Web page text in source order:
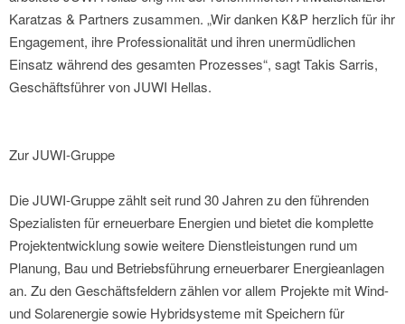
Karatzas & Partners zusammen. „Wir danken K&P herzlich für ihr
Engagement, ihre Professionalität und ihren unermüdlichen
Einsatz während des gesamten Prozesses“, sagt Takis Sarris,
Geschäftsführer von JUWI Hellas.
Zur JUWI-Gruppe
Die JUWI-Gruppe zählt seit rund 30 Jahren zu den führenden
Spezialisten für erneuerbare Energien und bietet die komplette
Projektentwicklung sowie weitere Dienstleistungen rund um
Planung, Bau und Betriebsführung erneuerbarer Energieanlagen
an. Zu den Geschäftsfeldern zählen vor allem Projekte mit Wind-
und Solarenergie sowie Hybridsysteme mit Speichern für